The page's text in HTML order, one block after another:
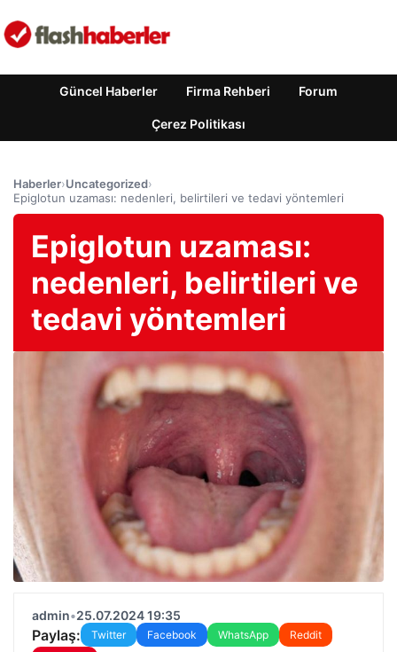
Güncel Haberler Firma Rehberi Forum
Çerez Politikası
Haberler›Uncategorized›
Epiglotun uzaması: nedenleri, belirtileri ve tedavi yöntemleri
Epiglotun uzaması:
nedenleri, belirtileri ve
tedavi yöntemleri
admin•25.07.2024 19:35
Paylaş: Twitter Facebook WhatsApp
Reddit